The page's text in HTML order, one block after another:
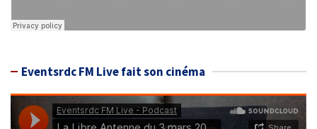
Eventsrdc FM Live fait son cinéma